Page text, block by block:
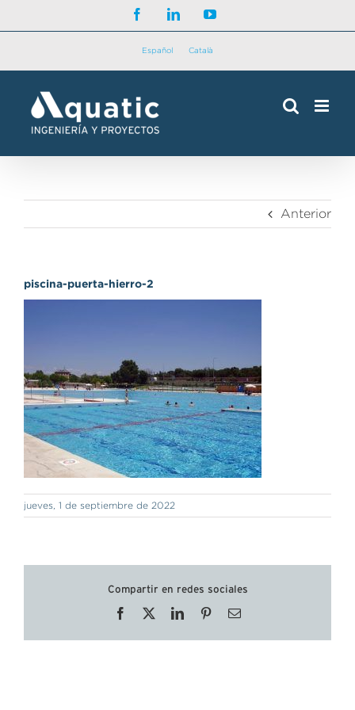
FacebookLinkedInYouTube
Español Català
Anterior
piscina-puerta-hierro-2
jueves, 1 de septiembre de 2022
Compartir en redes sociales
Facebook LinkedInPinterestCorreo